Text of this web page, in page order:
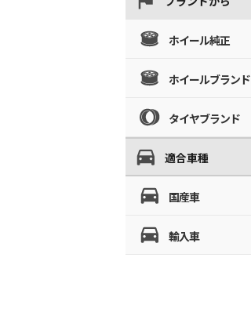
ホイール純正
ホイールブランド
タイヤブランド
適合車種
国産車
輸入車